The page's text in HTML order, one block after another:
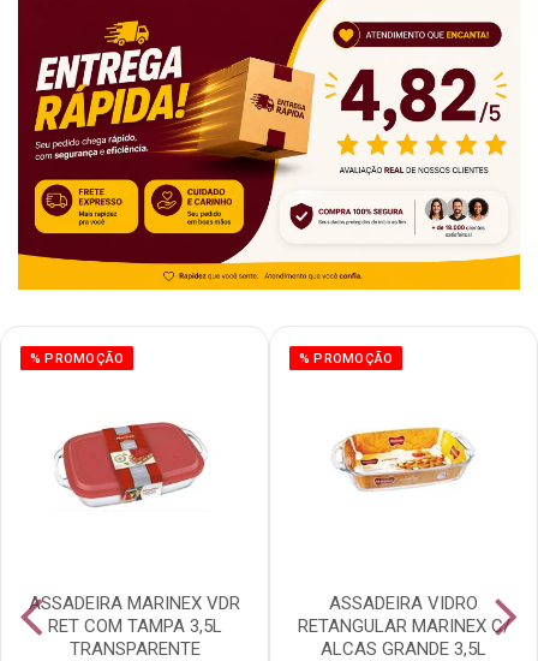
% PROMOÇÃO
ASSADEIRA MARINEX VDR
RET COM TAMPA 3,5L
TRANSPARENTE
% PROMOÇÃO
ASSADEIRA VIDRO
RETANGULAR MARINEX C/
ALCAS GRANDE 3,5L